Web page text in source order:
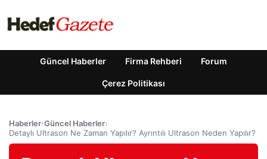
Güncel Haberler Firma Rehberi Forum
Çerez Politikası
Haberler›Güncel Haberler›
Detaylı Ultrason Ne Zaman Yapılır? Ayrıntılı Ultrason Neden Yapılır?